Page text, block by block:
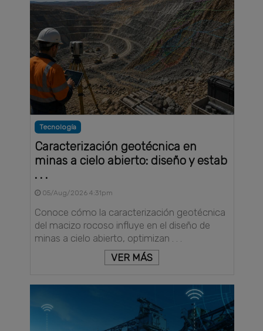
Tecnología
Caracterización geotécnica en
minas a cielo abierto: diseño y estab
. . .
05/Aug/2026 4:31pm
Conoce cómo la caracterización geotécnica
del macizo rocoso influye en el diseño de
minas a cielo abierto, optimizan . . .
VER MÁS